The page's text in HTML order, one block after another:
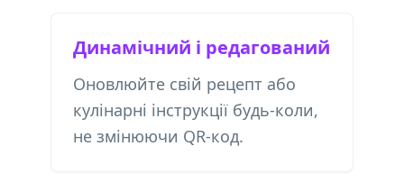
Динамічний і редагований
Оновлюйте свій рецепт або
кулінарні інструкції будь-коли,
не змінюючи QR-код.